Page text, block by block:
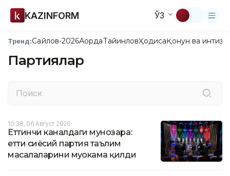
KAZINFORM ЎЗ
Тренд:Сайлов-2026АқордаТайинловҲодисаҚонун ва
Партиялар
10:38, 06 Август 2026
Еттинчи каналдаги мунозара:
етти сиёсий партия таълим
масалаларини муҳокама қилди